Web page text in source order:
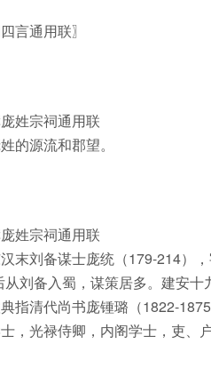
言通用联〗
姓宗祠通用联
的源流和郡望。
姓宗祠通用联
末刘备谋士庞统（179-214）
从刘备入蜀，谋策居多。建安
指清代尚书庞锺璐（1822-
，光禄侍卿，内阁学士，吏、